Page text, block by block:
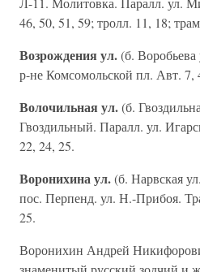
46, 50, 51, 59; тролл. 11, 18;
Возрождения ул.(б.
р-не Комсомольской пл. Авт. 7,
Волочильная ул.(б.
Гвоздильный. Паралл. ул.
22, 24, 25.
Воронихина ул.(б. Нарвская
пос. Перпенд. ул. Н.-Прибоя.
25.
Воронихин Андрей